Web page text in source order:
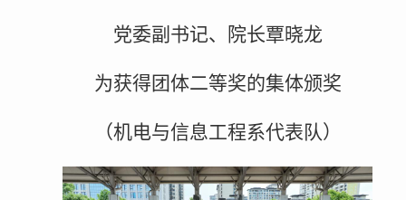
党委副书记、院长覃晓龙
为获得团体二等奖的集体颁奖
（机电与信息工程系代表队）